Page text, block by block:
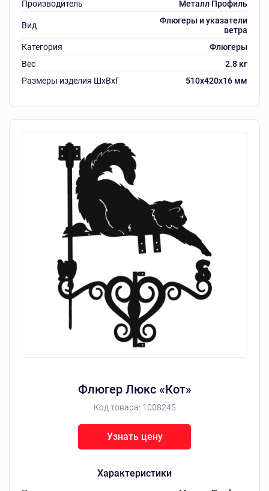
Производитель Металл Профиль
Вид
Флюгеры и указатели
ветра
Категория
Флюгеры
Вес
2.8 кг
Размеры изделия ШxВxГ
510x420x16 мм
Флюгер Люкс «Кот»
Код товара: 1008245
Характеристики
Узнать цену